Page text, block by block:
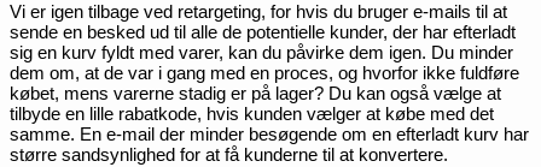
Vi er igen tilbage ved retargeting, for hvis du bruger e-mails til at
sende en besked ud til alle de potentielle kunder, der har efterladt
sig en kurv fyldt med varer, kan du påvirke dem igen. Du minder
dem om, at de var i gang med en proces, og hvorfor ikke fuldføre
købet, mens varerne stadig er på lager? Du kan også vælge at
tilbyde en lille rabatkode, hvis kunden vælger at købe med det
samme. En e-mail der minder besøgende om en efterladt kurv har
større sandsynlighed for at få kunderne til at konvertere.